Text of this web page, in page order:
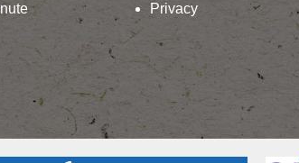
Privacy